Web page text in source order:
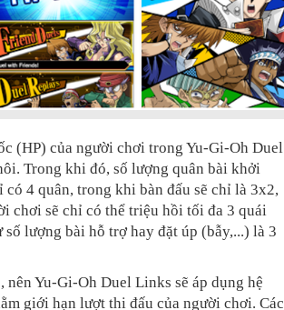
(HP) của người chơi trong Yu-Gi-Oh Duel
Trong khi đó, số lượng quân bài khởi
4 quân, trong khi bàn đấu sẽ chỉ là 3x2,
chơi sẽ chỉ có thể triệu hồi tối đa 3 quái
số lượng bài hỗ trợ hay đặt úp (bẫy,...) là 3
nên Yu-Gi-Oh Duel Links sẽ áp dụng hệ
giới hạn lượt thi đấu của người chơi. Các